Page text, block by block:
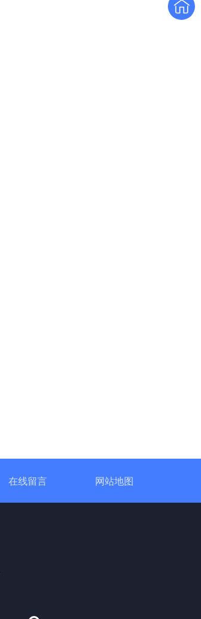
在线留言 网站地图